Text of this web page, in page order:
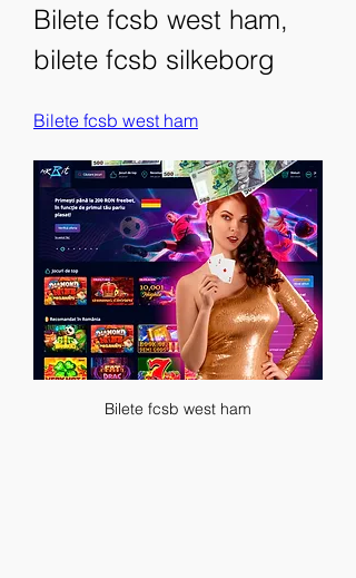
Bilete fcsb west ham,
bilete fcsb silkeborg
Bilete fcsb west ham
Bilete fcsb west ham